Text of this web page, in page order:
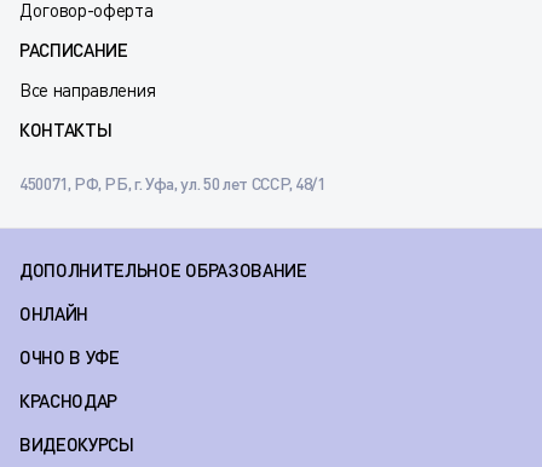
Договор-оферта
РАСПИСАНИЕ
Все направления
КОНТАКТЫ
450071, РФ, РБ, г. Уфа, ул. 50 лет СССР, 48/1
ДОПОЛНИТЕЛЬНОЕ ОБРАЗОВАНИЕ
ОНЛАЙН
ОЧНО В УФЕ
КРАСНОДАР
ВИДЕОКУРСЫ